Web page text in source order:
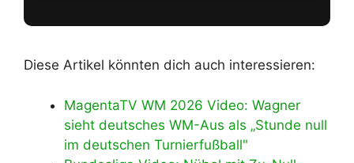
Diese Artikel könnten dich auch interessieren:
MagentaTV WM 2026 Video: Wagner
sieht deutsches WM-Aus als „Stunde null
im deutschen Turnierfußball"